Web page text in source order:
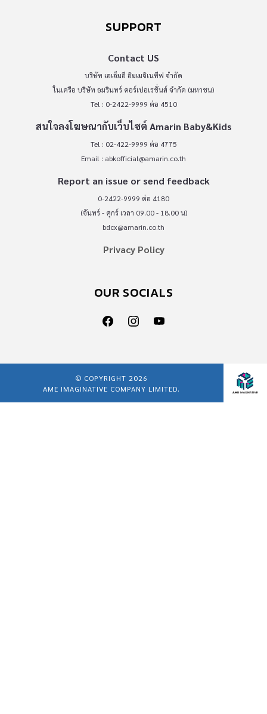
SUPPORT
Contact US
บริษัท เอเอ็มอี อิมเมจิเนทีฟ จำกัด
ในเครือ บริษัท อมรินทร์ คอร์เปอเรชั่นส์ จำกัด (มหาชน)
Tel : 0-2422-9999 ต่อ 4510
สนใจลงโฆษณากับเว็บไซต์ Amarin Baby&Kids
Tel : 02-422-9999 ต่อ 4775
Email : abkofficial@amarin.co.th
Report an issue or send feedback
0-2422-9999 ต่อ 4180
(จันทร์ - ศุกร์ เวลา 09.00 - 18.00 น)
bdcx@amarin.co.th
Privacy Policy
OUR SOCIALS
© COPYRIGHT 2026
AME IMAGINATIVE COMPANY LIMITED.